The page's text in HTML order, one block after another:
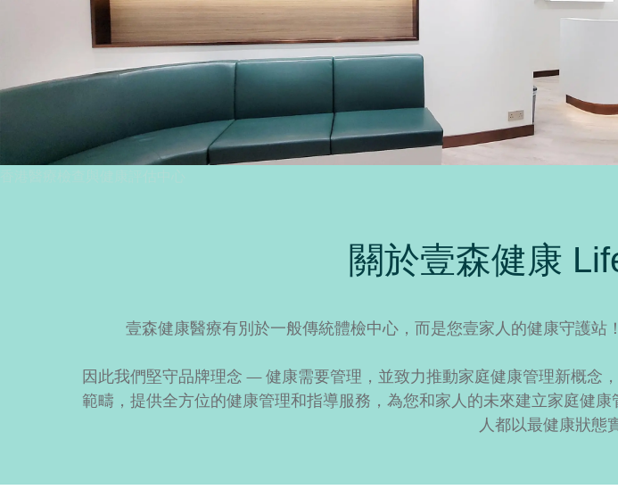
關於壹森健康
壹森健康醫療有別於一般傳統體檢中心，而是您壹家人的健康守護站
因此我們堅守品牌理念 — 健康需要管理，並致力推動家庭健康管理新概念
範疇，提供全方位的健康管理和指導服務，為您和家人的未來建立家庭健
人都以最健康狀態